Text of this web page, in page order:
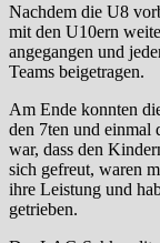
Nachdem die U8
mit den U10ern
angegangen und
Teams beigetragen.
Am Ende konnten
den 7ten und einmal
war, dass den
sich gefreut, waren
ihre Leistung und
getrieben.